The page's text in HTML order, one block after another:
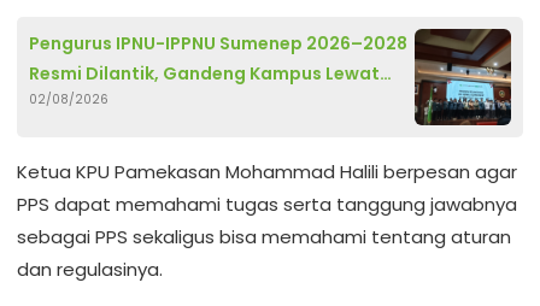
Pengurus IPNU-IPPNU Sumenep 2026–2028
Resmi Dilantik, Gandeng Kampus Lewat
Program Beasiswa
02/08/2026
Ketua KPU Pamekasan Mohammad Halili berpesan agar
PPS dapat memahami tugas serta tanggung jawabnya
sebagai PPS sekaligus bisa memahami tentang aturan
dan regulasinya.